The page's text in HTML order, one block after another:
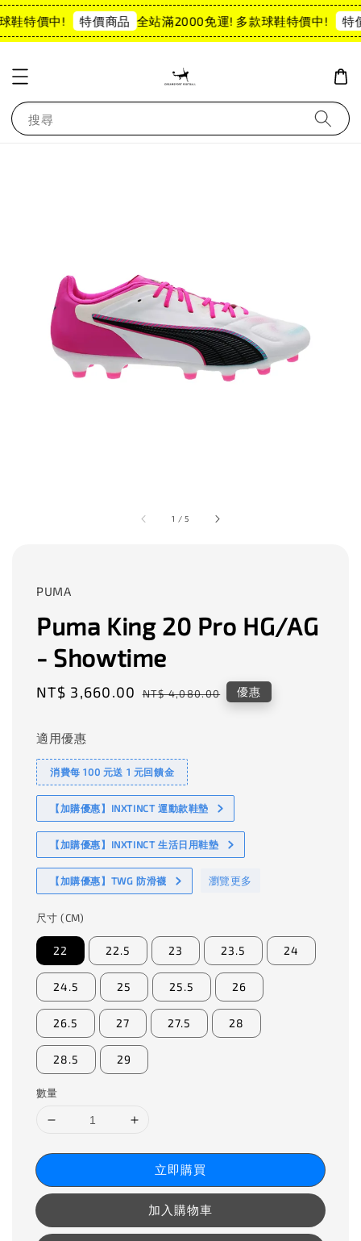
鞋特價中! 特價商品 全站滿2000免運! 多款球鞋特價中! 特
搜尋
1 /5
PUMA
Puma King 20 Pro HG/AG
- Showtime
Sale
NT$ 3,660.00 Regular
NT$ 4,080.00 優惠
適用優惠
消費每 100 元送 1 元回饋金
【加購優惠】INXTINCT 運動款鞋墊
【加購優惠】INXTINCT 生活日用鞋墊
【加購優惠】TWG 防滑襪 瀏覽更多
尺寸 (CM)
22 22.5 23 23.5 24
24.5 25 25.5 26
26.5 27 27.5 28
28.5 29
數量
立即購買
加入購物車